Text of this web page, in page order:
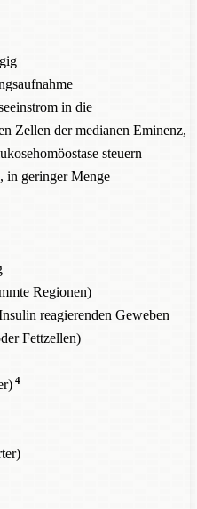
in die
Zellen der medianen Eminenz,
steuern
in geringer Menge
Regionen)
reagierenden Geweben
Fettzellen)
4